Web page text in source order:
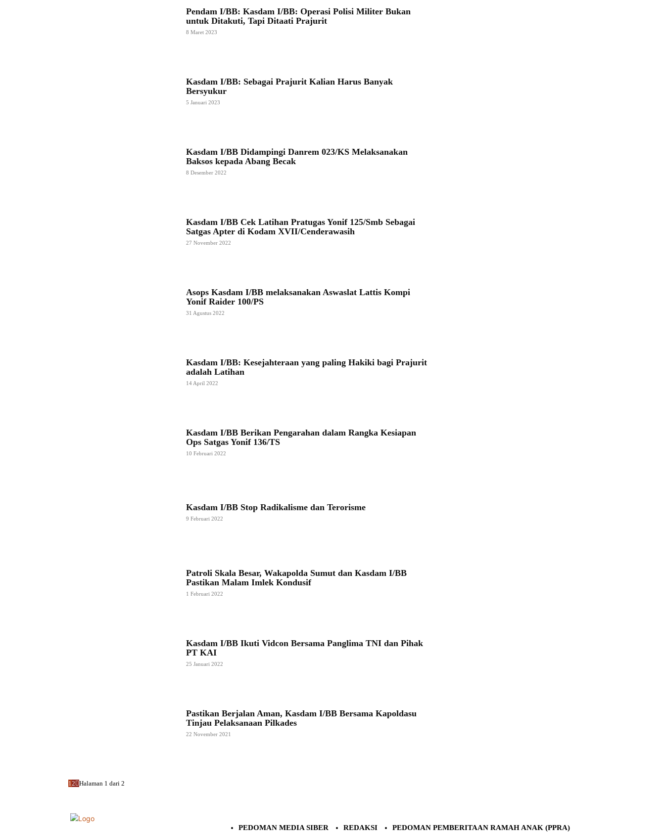
Pendam I/BB: Kasdam I/BB: Operasi Polisi Militer Bukan
untuk Ditakuti, Tapi Ditaati Prajurit
8 Maret 2023
Kasdam I/BB: Sebagai Prajurit Kalian Harus Banyak
Bersyukur
5 Januari 2023
Kasdam I/BB Didampingi Danrem 023/KS Melaksanakan
Baksos kepada Abang Becak
8 Desember 2022
Kasdam I/BB Cek Latihan Pratugas Yonif 125/Smb Sebagai
Satgas Apter di Kodam XVII/Cenderawasih
27 November 2022
Asops Kasdam I/BB melaksanakan Aswaslat Lattis Kompi
Yonif Raider 100/PS
31 Agustus 2022
Kasdam I/BB: Kesejahteraan yang paling Hakiki bagi Prajurit
adalah Latihan
14 April 2022
Kasdam I/BB Berikan Pengarahan dalam Rangka Kesiapan
Ops Satgas Yonif 136/TS
10 Februari 2022
Kasdam I/BB Stop Radikalisme dan Terorisme
9 Februari 2022
Patroli Skala Besar, Wakapolda Sumut dan Kasdam I/BB
Pastikan Malam Imlek Kondusif
1 Februari 2022
Kasdam I/BB Ikuti Vidcon Bersama Panglima TNI dan Pihak
PT KAI
25 Januari 2022
Pastikan Berjalan Aman, Kasdam I/BB Bersama Kapoldasu
Tinjau Pelaksanaan Pilkades
22 November 2021
1 2 Halaman 1 dari 2
PEDOMAN MEDIA SIBER REDAKSI PEDOMAN PEMBERITAAN RAMAH ANAK (PPRA)